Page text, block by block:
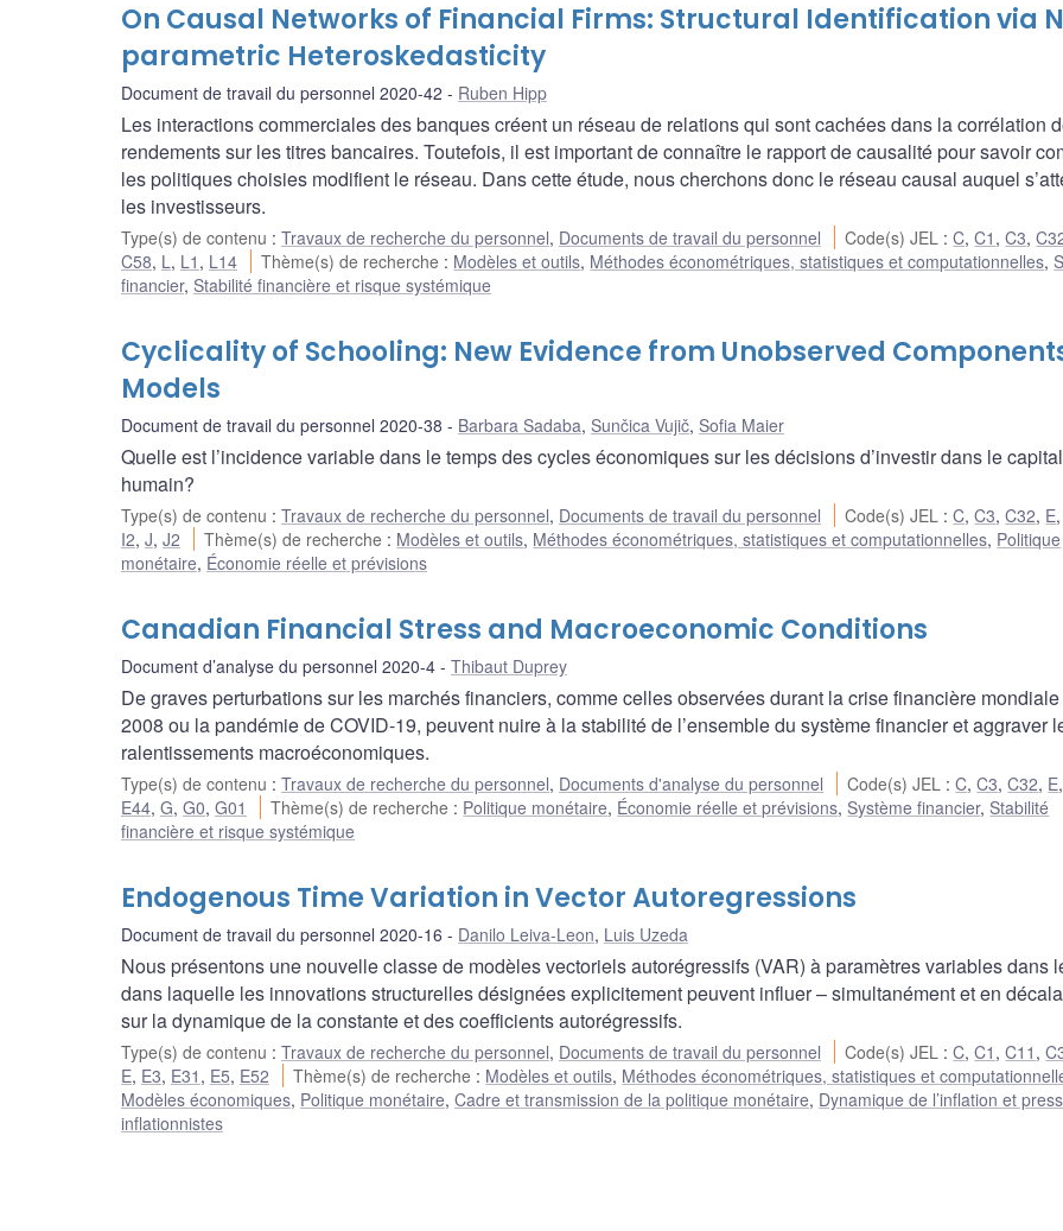
On Causal Networks of Financial Firms: Structural Identification via
parametric Heteroskedasticity
Document de travail du personnel 2020-42 Ruben Hipp
Les interactions commerciales des banques créent un réseau de relations qui sont cachées dans la corrélation
rendements sur les titres bancaires. Toutefois, il est important de connaître le rapport de causalité pour savoir
les politiques choisies modifient le réseau. Dans cette étude, nous cherchons donc le réseau causal auquel
les investisseurs.
Type(s) de contenu : Travaux de recherche du personnel, Documents de travail du personnel Code(s) JEL :C,C1 ,C3,
C58, L, L1 , L14 Thème(s) de recherche : Modèles et outils, Méthodes économétriques, statistiques et computationnelles,
financier, Stabilité financière et risque systémique
Cyclicality of Schooling: New Evidence from Unobserved
Models
Document de travail du personnel 2020-38 Barbara Sadaba, Sunčica Vujič, Sofia Maier
Quelle est l’incidence variable dans le temps des cycles économiques sur les décisions d’investir dans le capital
humain?
Type(s) de contenu : Travaux de recherche du personnel, Documents de travail du personnel Code(s) JEL :C,C3,C32, E,
I2, J, J2 Thème(s) de recherche : Modèles et outils, Méthodes économétriques, statistiques et computationnelles, Politique
monétaire, Économie réelle et prévisions
Canadian Financial Stress and Macroeconomic Conditions
Document d’analyse du personnel 2020-4 Thibaut Duprey
De graves perturbations sur les marchés financiers, comme celles observées durant la crise financière
2008 ou la pandémie de COVID-19, peuvent nuire à la stabilité de l’ensemble du système financier et aggraver
ralentissements macroéconomiques.
Type(s) de contenu : Travaux de recherche du personnel, Documents d'analyse du personnel Code(s) JEL :C,C3,C32, E,
E44, G, G0, G01 Thème(s) de recherche : Politique monétaire, Économie réelle et prévisions, Système financier, Stabilité
financière et risque systémique
Endogenous Time Variation in Vector Autoregressions
Document de travail du personnel 2020-16 Danilo Leiva-Leon, Luis Uzeda
Nous présentons une nouvelle classe de modèles vectoriels autorégressifs (VAR) à paramètres variables dans
dans laquelle les innovations structurelles désignées explicitement peuvent influer – simultanément et en
sur la dynamique de la constante et des coefficients autorégressifs.
Type(s) de contenu : Travaux de recherche du personnel, Documents de travail du personnel Code(s) JEL :C,C1 ,C11 ,
E, E3, E31 , E5, E52 Thème(s) de recherche : Modèles et outils, Méthodes économétriques, statistiques et
Modèles économiques, Politique monétaire, Cadre et transmission de la politique monétaire, Dynamique de l’inflation et
inflationnistes